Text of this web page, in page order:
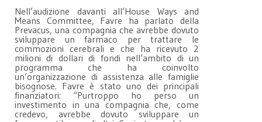
Nell’audizione davanti all’House Ways and
Means Committee, Favre ha parlato della
Prevacus, una compagnia che avrebbe dovuto
sviluppare un farmaco per trattare le
commozioni cerebrali e che ha ricevuto 2
milioni di dollari di fondi nell’ambito di un
programma che ha coinvolto
un’organizzazione di assistenza alle famiglie
bisognose. Favre è stato uno dei principali
finanziatori: “Purtroppo ho perso un
investimento in una compagnia che, come
credevo, avrebbe dovuto sviluppare un